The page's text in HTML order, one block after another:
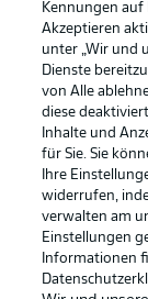
Rechtliche
Datenschutz
Kontakt
Impressum
Spieler
AGB
Kennungen auf
Akzeptieren
unter „Wir und
Dienste
von Alle
diese
Inhalte und
für Sie. Sie
Ihre
widerrufen,
verwalten am
Einstellungen
Informationen